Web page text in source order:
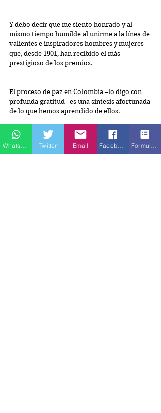
Y debo decir que me siento honrado y al
mismo tiempo humilde al unirme a la línea de
valientes e inspiradores hombres y mujeres
que, desde 1901, han recibido el más
prestigioso de los premios.
El proceso de paz en Colombia –lo digo con
profunda gratitud– es una síntesis afortunada
de lo que hemos aprendido de ellos.
Los esfuerzos de paz en el Medio Oriente, en
Centroamérica, en Sudáfrica, en Irlanda del
Twitter Email